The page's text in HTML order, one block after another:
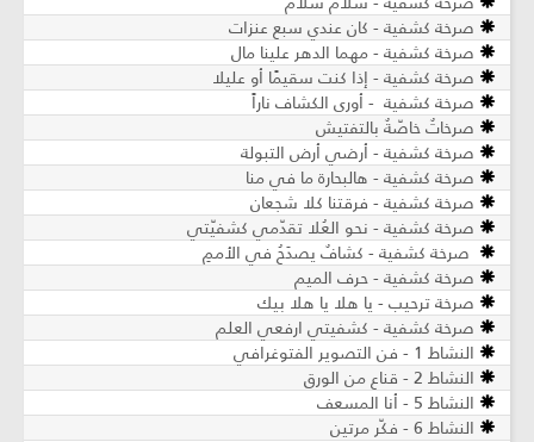
صرخة كشفية - كان عندي سبع عنزات
صرخة كشفية - مهما الدهر علينا مال
صرخة كشفية - إذا كنت سقيمًا أو عليلا
صرخة كشفية - أورى الكشاف ناراً
صرخاتٌ خاصّةٌ بالتفتيش
صرخة كشفية - أرضي أرض التبولة
صرخة كشفية - هالبحارة ما في منا
صرخة كشفية - فرقتنا كلا شجعان
صرخة كشفية - نحو العُلا تقدّمي كشفيّتي
صرخة كشفية - كشافٌ يصدَحُ في الأممِ
صرخة كشفية - حرف الميم
صرخة ترحيب - يا هلا يا هلا بيك
صرخة كشفية - كشفيتي ارفعي العلم
النشاط 1 - فن التصوير الفتوغرافي
النشاط 2 - قناع من الورق
النشاط 5 - أنا المسعف
النشاط 6 - فكّر مرتين